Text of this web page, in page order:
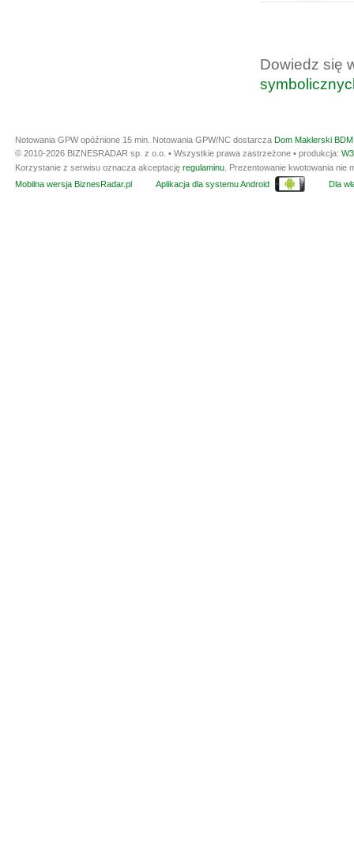
Dowiedz się
Notowania GPW opóźnione 15 min. Notowania GPW/NC dostarcza Dom Maklerski
© 2010-2026 BIZNESRADAR sp. z o.o. • Wszystkie prawa zastrzeżone • produkcja:
Korzystanie z serwisu oznacza akceptację regulaminu . Prezentowanie kwotowania
Mobilna wersja BiznesRadar.pl
Aplikacja dla systemu Android Dla